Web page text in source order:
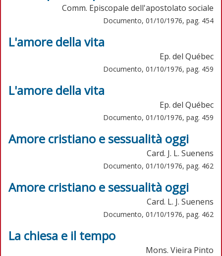
Comm. Episcopale dell'apostolato sociale
Documento, 01/10/1976, pag. 454
L'amore della vita
Ep. del Québec
Documento, 01/10/1976, pag. 459
L'amore della vita
Ep. del Québec
Documento, 01/10/1976, pag. 459
Amore cristiano e sessualità oggi
Card. J. L. Suenens
Documento, 01/10/1976, pag. 462
Amore cristiano e sessualità oggi
Card. L. J. Suenens
Documento, 01/10/1976, pag. 462
La chiesa e il tempo
Mons. Vieira Pinto